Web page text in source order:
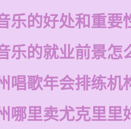
乐的好处和重要
乐的就业前景怎
唱歌年会排练机
哪里卖尤克里里